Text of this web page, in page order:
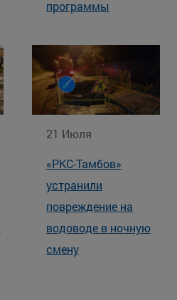
программы
21 Июля
«РКС-Тамбов»
устранили
повреждение на
водоводе в ночную
смену